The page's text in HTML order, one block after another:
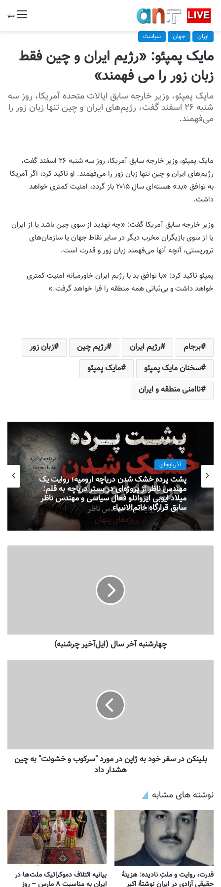
منو
ایران جهان سیاست
مایک پمپئو: «رژیم ایران و چین فقط
زبان زور را می فهمند»
مایک پمپئو، وزیر خارجه سابق ایالات متحده آمریکا، روز سه
شنبه ۲۶ اسفند گفت، رژیم‌های ایران و چین تنها زبان زور را
می‌فهمند.
مایک پمپئو، وزیر خارجه سابق آمریکا، روز سه شنبه ۲۶ اسفند گفت،
رژیم‌های ایران و چین تنها زبان زور را می‌فهمند. او تاکید کرد، اگر آمریکا
به توافق «بد» هسته‌ای سال ۲۰۱۵ باز گردد، امنیت کمتری خواهد
داشت.
وزیر خارجه سابق آمریکا گفت: «چه تهدید از سوی چین باشد یا از ایران
یا از سوی بازیگران مخرب دیگر در سایر نقاط جهان یا سازمان‌های
تروریستی، آنچه آنها می‌فهمند زبان زور و قدرت است.
پمپئو تاکید کرد: «با توافق بد با رژیم ایران خاورمیانه امنیت کمتری
خواهد داشت و بی‌ثباتی همه منطقه را فرا خواهد گرفت.»
برجام رژیم ایران رژیم چین
زبان زور
سخنان مایک پمپئو
مایک پمپئو
ناامنی منطقه و ایران
آذربایجان
پشت پرده خشک شدن دریاچه ارومیه؛ روایت یک
مهندس ناظر از پروژه‌ای در بستر دریاچه به قلم:
میلاد ایوبی ایروانلو فعال سیاسی و مهندس ناظر
سابق قرارگاه خاتم‌الانبیاء
چهارشنبه آخر سال (ایل‌آخیر چرشنبه)
بلینکن در سفر خود به ژاپن در مورد "سرکوب و خشونت" به چین
هشدار داد
نوشته های مشابه
قدرت، روایت و ملتِ نادیده: هزینهٔ
حقیقی آزادی در ایران نوشتهٔ اکبر
بیانیه ائتلاف دموکراتیک ملت‌ها در
ایران به مناسبت ۸ مارس – روز